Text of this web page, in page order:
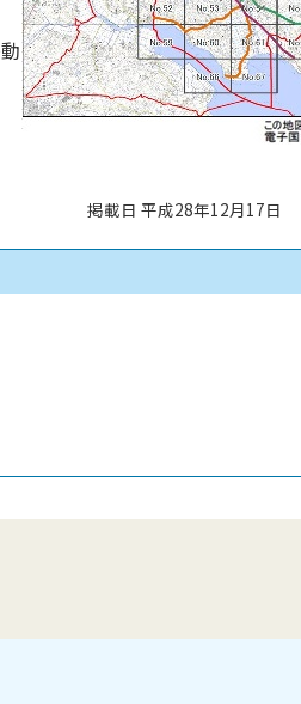
掲載日 平成28年12月17日